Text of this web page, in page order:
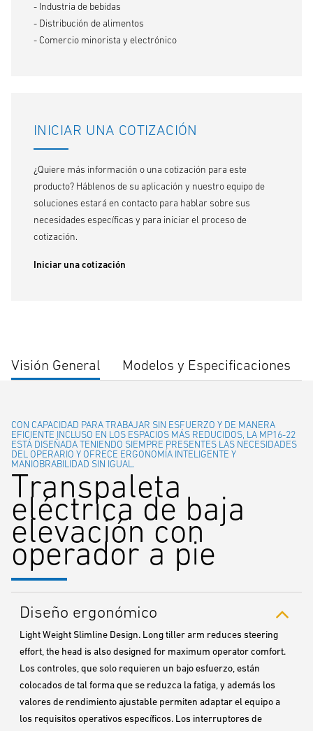
- Industria de bebidas
- Distribución de alimentos
- Comercio minorista y electrónico
INICIAR UNA COTIZACIÓN
¿Quiere más información o una cotización para este
producto? Háblenos de su aplicación y nuestro equipo de
soluciones estará en contacto para hablar sobre sus
necesidades específicas y para iniciar el proceso de
cotización.
Iniciar una cotización
Visión General Modelos y Especificaciones
CON CAPACIDAD PARA TRABAJAR SIN ESFUERZO Y DE MANERA
EFICIENTE INCLUSO EN LOS ESPACIOS MÁS REDUCIDOS, LA MP16-22
ESTÁ DISEÑADA TENIENDO SIEMPRE PRESENTES LAS NECESIDADES
DEL OPERARIO Y OFRECE ERGONOMÍA INTELIGENTE Y
MANIOBRABILIDAD SIN IGUAL.
Transpaleta
eléctrica de baja
elevación con
operador a pie
Diseño ergonómico
Light Weight Slimline Design. Long tiller arm reduces steering
effort, the head is also designed for maximum operator comfort.
Los controles, que solo requieren un bajo esfuerzo, están
colocados de tal forma que se reduzca la fatiga, y además los
valores de rendimiento ajustable permiten adaptar el equipo a
los requisitos operativos específicos. Los interruptores de